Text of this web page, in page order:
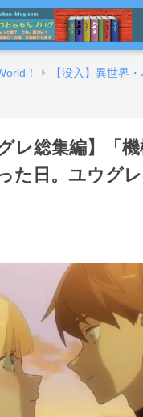
！
【没入】異世界
レ総集編】「
た日。ユウグ